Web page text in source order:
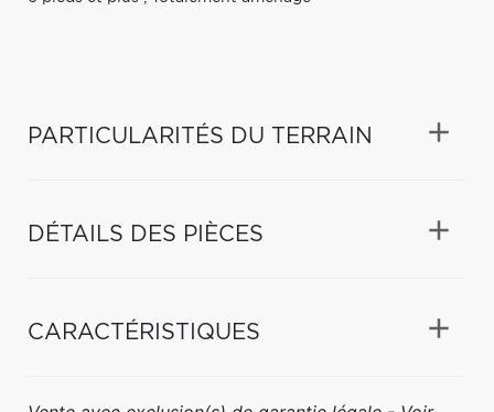
PARTICULARITÉS DU TERRAIN
DÉTAILS DES PIÈCES
CARACTÉRISTIQUES